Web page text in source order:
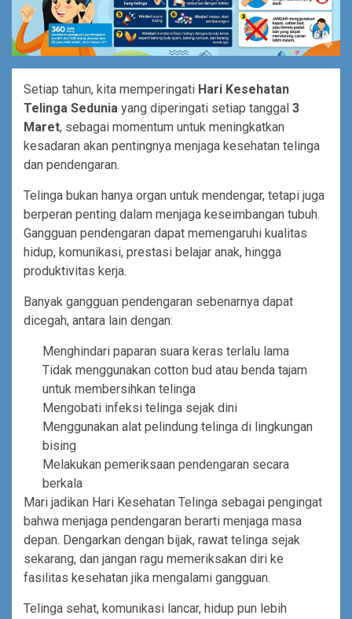
Setiap tahun, kita memperingati Hari Kesehatan
Telinga Sedunia yang diperingati setiap tanggal 3
Maret, sebagai momentum untuk meningkatkan
kesadaran akan pentingnya menjaga kesehatan telinga
dan pendengaran.
Telinga bukan hanya organ untuk mendengar, tetapi juga
berperan penting dalam menjaga keseimbangan tubuh.
Gangguan pendengaran dapat memengaruhi kualitas
hidup, komunikasi, prestasi belajar anak, hingga
produktivitas kerja.
Banyak gangguan pendengaran sebenarnya dapat
dicegah, antara lain dengan:
Menghindari paparan suara keras terlalu lama
Tidak menggunakan cotton bud atau benda tajam
untuk membersihkan telinga
Mengobati infeksi telinga sejak dini
Menggunakan alat pelindung telinga di lingkungan
bising
Melakukan pemeriksaan pendengaran secara
berkala
Mari jadikan Hari Kesehatan Telinga sebagai pengingat
bahwa menjaga pendengaran berarti menjaga masa
depan. Dengarkan dengan bijak, rawat telinga sejak
sekarang, dan jangan ragu memeriksakan diri ke
fasilitas kesehatan jika mengalami gangguan.
Telinga sehat, komunikasi lancar, hidup pun lebih